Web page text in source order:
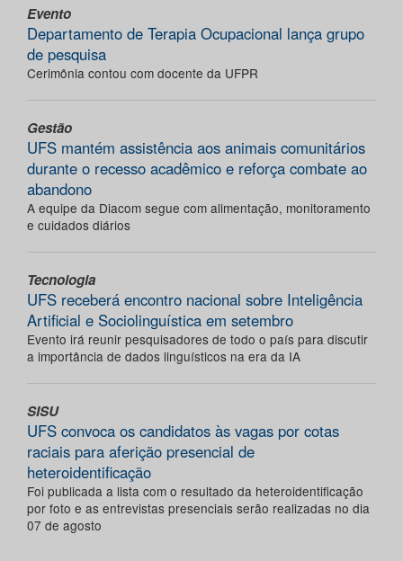
Evento
Departamento de Terapia Ocupacional lança grupo
de pesquisa
Cerimônia contou com docente da UFPR
Gestão
UFS mantém assistência aos animais comunitários
durante o recesso acadêmico e reforça combate ao
abandono
A equipe da Diacom segue com alimentação, monitoramento
e cuidados diários
Tecnologia
UFS receberá encontro nacional sobre Inteligência
Artificial e Sociolinguística em setembro
Evento irá reunir pesquisadores de todo o país para discutir
a importância de dados linguísticos na era da IA
SISU
UFS convoca os candidatos às vagas por cotas
raciais para aferição presencial de
heteroidentificação
Foi publicada a lista com o resultado da heteroidentificação
por foto e as entrevistas presenciais serão realizadas no dia
07 de agosto